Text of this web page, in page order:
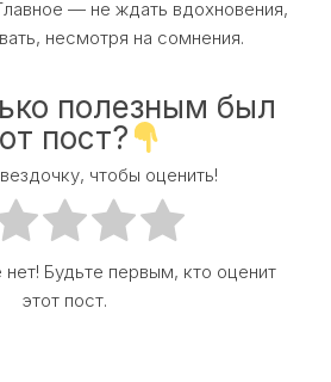
— не ждать вдохновения,
несмотря на сомнения.
полезным был
пост?
чтобы оценить!
Будьте первым, кто оценит
этот пост.